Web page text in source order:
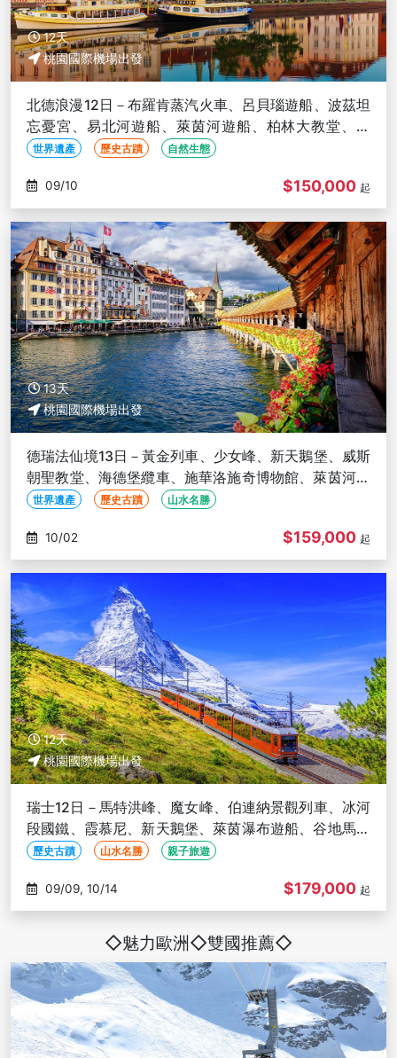
12天
桃園國際機場出發
北德浪漫12日－布羅肯蒸汽火車、呂貝瑙遊船、波茲坦
忘憂宮、易北河遊船、萊茵河遊船、柏林大教堂、國
鐵、童話大道【華航直飛】
世界遺產 歷史古蹟 自然生態
09/10 $150,000 起
13天
桃園國際機場出發
德瑞法仙境13日－黃金列車、少女峰、新天鵝堡、威斯
朝聖教堂、海德堡纜車、施華洛施奇博物館、萊茵河遊
船世界遺產 歷史古蹟 山水名勝
10/02 $159,000 起
12天
桃園國際機場出發
瑞士12日－馬特洪峰、魔女峰、伯連納景觀列車、冰河
段國鐵、霞慕尼、新天鵝堡、萊茵瀑布遊船、谷地馬車
體驗
歷史古蹟 山水名勝 親子旅遊
09/09, 10/14 $179,000 起
◇魅力歐洲◇雙國推薦◇